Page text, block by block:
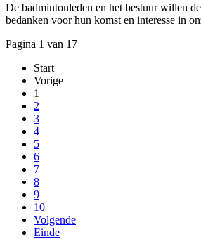
De badmintonleden en het bestuur willen
bedanken voor hun komst en interesse in
Pagina 1 van 17
Start
Vorige
1
2
3
4
5
6
7
8
9
10
Volgende
Einde